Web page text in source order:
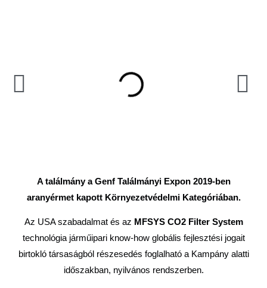
A találmány a Genf Találmányi Expon 2019-ben
aranyérmet kapott Környezetvédelmi Kategóriában.
Az USA szabadalmat és az MFSYS CO2 Filter System
technológia járműipari know-how globális fejlesztési jogait
birtokló társaságból részesedés foglalható a Kampány alatti
időszakban, nyilvános rendszerben.